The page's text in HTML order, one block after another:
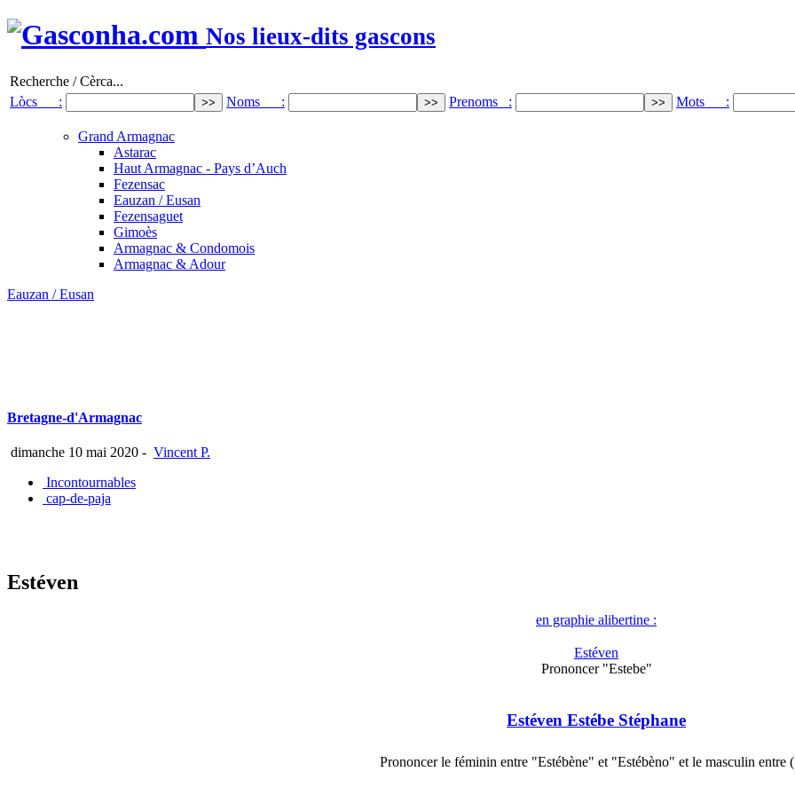
Nos lieux-dits gascons
Recherche / Cèrca...
Lòcs :
Noms : Prenoms : Mots :
Grand Armagnac
Astarac
Haut Armagnac - Pays d’Auch
Fezensac
Eauzan / Eusan
Fezensaguet
Gimoès
Armagnac & Condomois
Armagnac & Adour
Eauzan / Eusan
Bretagne-d'Armagnac
dimanche 10 mai 2020 - Vincent P.
Incontournables
cap-de-paja
Estéven
en graphie alibertine :
Estéven
Prononcer "Estebe"
Estéven Estébe Stéphane
Prononcer le féminin entre "Estébène" et "Estébèno" et le masculin